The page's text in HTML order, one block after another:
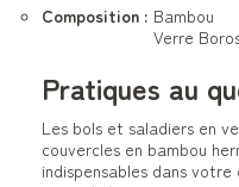
Pratiques au
Les bols et saladiers en
couvercles en bambou
indispensables dans
Composition : Bambou
Verre